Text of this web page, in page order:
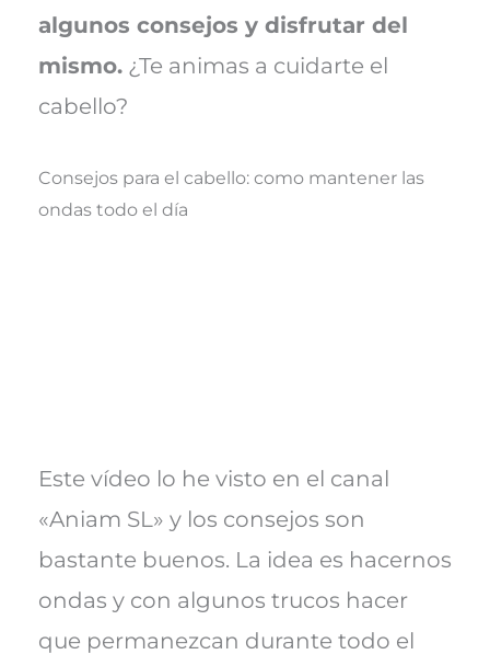
algunos consejos y disfrutar del
mismo.¿Te animas a cuidarte el
cabello?
Consejos para el cabello: como mantener las
ondas todo el día
Este vídeo lo he visto en el canal
«Aniam SL» y los consejos son
bastante buenos. La idea es hacernos
ondas y con algunos trucos hacer
que permanezcan durante todo el